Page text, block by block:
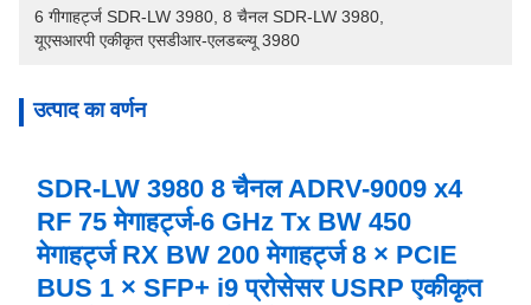
6 गीगाहर्ट्ज SDR-LW 3980 8 चैनल SDR-LW 3980
यूएसआरपी एकीकृत एसडीआर-एलडब्ल्यू 3980
उत्पाद का वर्णन
SDR-LW 3980 8 चैनल ADRV-9009 x4
RF 75 मेगाहर्ट्ज-6 GHz Tx BW 450
मेगाहर्ट्ज RX BW 200 मेगाहर्ट्ज 8 × PCIE
BUS 1 × SFP+ i9 प्रोसेसर USRP एकीकृत